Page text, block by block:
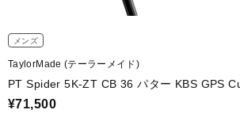
メンズ
TaylorMade (テーラーメイド)
PT Spider 5K-ZT CB 36 パター KBS GPS
¥71,500